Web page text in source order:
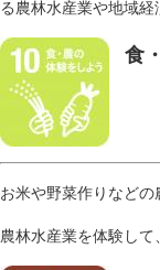
る農林水産業や地域経
食
お米や野菜作りなど
農林水産業を体験して